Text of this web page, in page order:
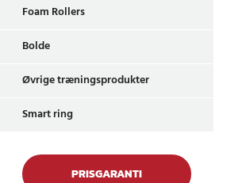
Foam Rollers
Bolde
Øvrige træningsprodukter
Smart ring
PRISGARANTI